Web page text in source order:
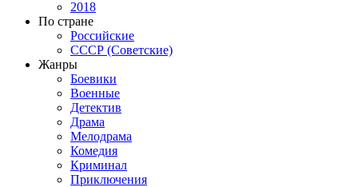
2018
По стране
Российские
СССР (Советские)
Жанры
Боевики
Военные
Детектив
Драма
Мелодрама
Комедия
Криминал
Приключения